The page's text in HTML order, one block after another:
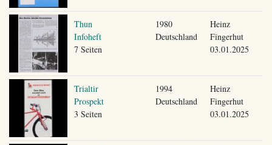
Thun
Infoheft
7 Seiten
1980
Deutschland
Heinz
Fingerhut
03.01.2025
Trialtir
Prospekt
3 Seiten
1994
Deutschland
Heinz
Fingerhut
03.01.2025